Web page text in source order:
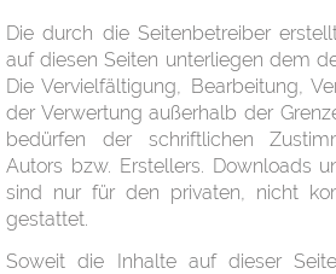
Die durch die Seitenbetreiber
auf diesen Seiten unterliegen dem
Die Vervielfältigung, Bearbeitung,
der Verwertung außerhalb der
bedürfen der schriftlichen
Autors bzw. Erstellers. Downloads
sind nur für den privaten, nicht
gestattet.
Soweit die Inhalte auf dieser